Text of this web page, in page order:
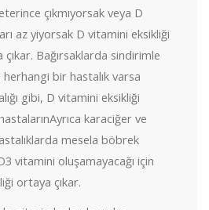
çıkmıyorsak veya D
az yiyorsak D vitamini eksikliği
Bağırsaklarda sindirimle
bir hastalık varsa
gibi, D vitamini eksikliği
karaciğer ve
mesela böbrek
vitamini oluşamayacağı için
ortaya çıkar.